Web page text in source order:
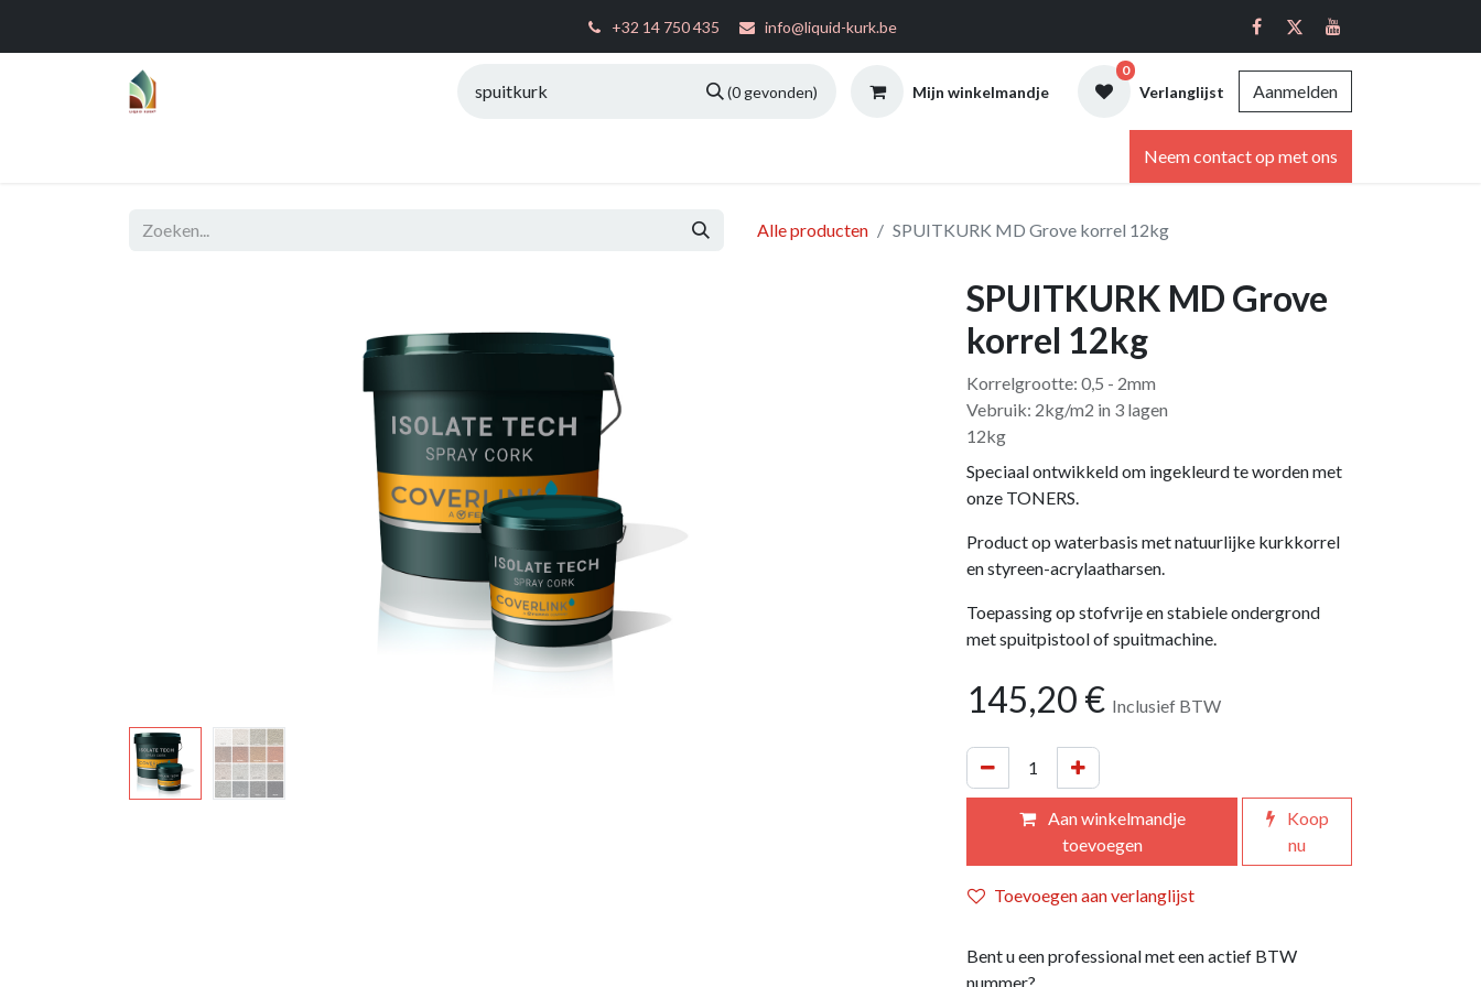
+32 14 750 435 info@liquid-kurk.be
(0 gevonden) Mijn winkelmandje
0
Verlanglijst Aanmelden
Neem contact op met ons
Alle producten SPUITKURK MD Grove korrel 12kg
SPUITKURK MD Grove
korrel 12kg
Korrelgrootte: 0,5 - 2mm
Vebruik: 2kg/m2 in 3 lagen
12kg
Speciaal ontwikkeld om ingekleurd te worden met
onze TONERS.
Product op waterbasis met natuurlijke kurkkorrel
en styreen-acrylaatharsen.
Toepassing op stofvrije en stabiele ondergrond
met spuitpistool of spuitmachine.
145,20 € Inclusief BTW
Aan winkelmandje
toevoegen
Koop
nu
Toevoegen aan verlanglijst
Bent u een professional met een actief BTW
nummer?